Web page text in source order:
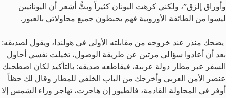
وأوراق إلزق”، ولكني كرهت اليونان كثيراً وبتُّ أشعر أن اليونانيين
ليسوا من الطائفة الأوروبية فهم يحبطون جميع محاولاتي بالعبور.
يضحك منذر عند خروجه من مقابلته الأولى في هولندا، ويقول لصديقه:
بعد أن أعادوا سؤالي مرتين عن طريقة الوصول، تخيلت نفسي أحاول
السفر عبر مطار دولة عربية، فيقاطعه صديقه: بالتأكيد لكان اصطحبك
عنصر الأمن العربي وأخرجك من الباب الخلفي للمطار وقال لك حظاً
أوفر في المحاولة القادمة، فالطيور إن هاجرت، تهاجر وراء الشمس إلا